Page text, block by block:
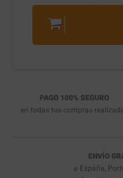
PAGO 100% SEGURO
en todas tus compras
ENVÍO
a España,